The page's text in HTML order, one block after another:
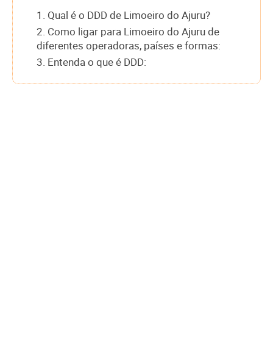
1. Qual é o DDD de Limoeiro do Ajuru?
2. Como ligar para Limoeiro do Ajuru de
diferentes operadoras, países e formas:
3. Entenda o que é DDD: